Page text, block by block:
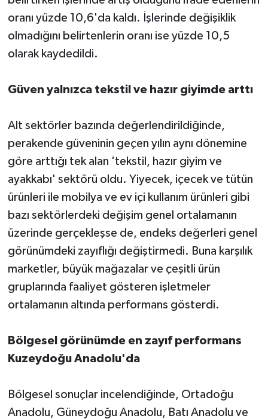
oranı yüzde 10,6'da kaldı. İşlerinde değişiklik
olmadığını belirtenlerin oranı ise yüzde 10,5
olarak kaydedildi.
Güven yalnızca tekstil ve hazır giyimde arttı
Alt sektörler bazında değerlendirildiğinde,
perakende güveninin geçen yılın aynı dönemine
göre arttığı tek alan 'tekstil, hazır giyim ve
ayakkabı' sektörü oldu. Yiyecek, içecek ve tütün
ürünleri ile mobilya ve ev içi kullanım ürünleri gibi
bazı sektörlerdeki değişim genel ortalamanın
üzerinde gerçekleşse de, endeks değerleri genel
görünümdeki zayıflığı değiştirmedi. Buna karşılık
marketler, büyük mağazalar ve çeşitli ürün
gruplarında faaliyet gösteren işletmeler
ortalamanın altında performans gösterdi.
Bölgesel görünümde en zayıf performans
Kuzeydoğu Anadolu'da
Bölgesel sonuçlar incelendiğinde, Ortadoğu
Anadolu, Güneydoğu Anadolu, Batı Anadolu ve